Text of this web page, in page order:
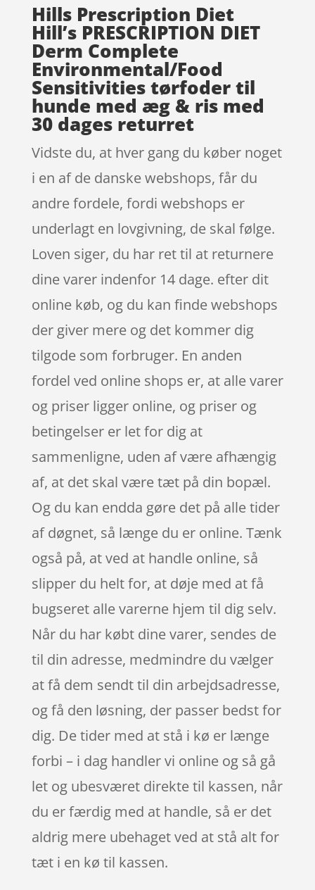
Hills Prescription Diet
Hill’s PRESCRIPTION DIET
Derm Complete
Environmental/Food
Sensitivities tørfoder til
hunde med æg & ris med
30 dages returret
Vidste du, at hver gang du køber noget
i en af de danske webshops, får du
andre fordele, fordi webshops er
underlagt en lovgivning, de skal følge.
Loven siger, du har ret til at returnere
dine varer indenfor 14 dage. efter dit
online køb, og du kan finde webshops
der giver mere og det kommer dig
tilgode som forbruger. En anden
fordel ved online shops er, at alle varer
og priser ligger online, og priser og
betingelser er let for dig at
sammenligne, uden af være afhængig
af, at det skal være tæt på din bopæl.
Og du kan endda gøre det på alle tider
af døgnet, så længe du er online. Tænk
også på, at ved at handle online, så
slipper du helt for, at døje med at få
bugseret alle varerne hjem til dig selv.
Når du har købt dine varer, sendes de
til din adresse, medmindre du vælger
at få dem sendt til din arbejdsadresse,
og få den løsning, der passer bedst for
dig. De tider med at stå i kø er længe
forbi – i dag handler vi online og så gå
let og ubesværet direkte til kassen, når
du er færdig med at handle, så er det
aldrig mere ubehaget ved at stå alt for
tæt i en kø til kassen.